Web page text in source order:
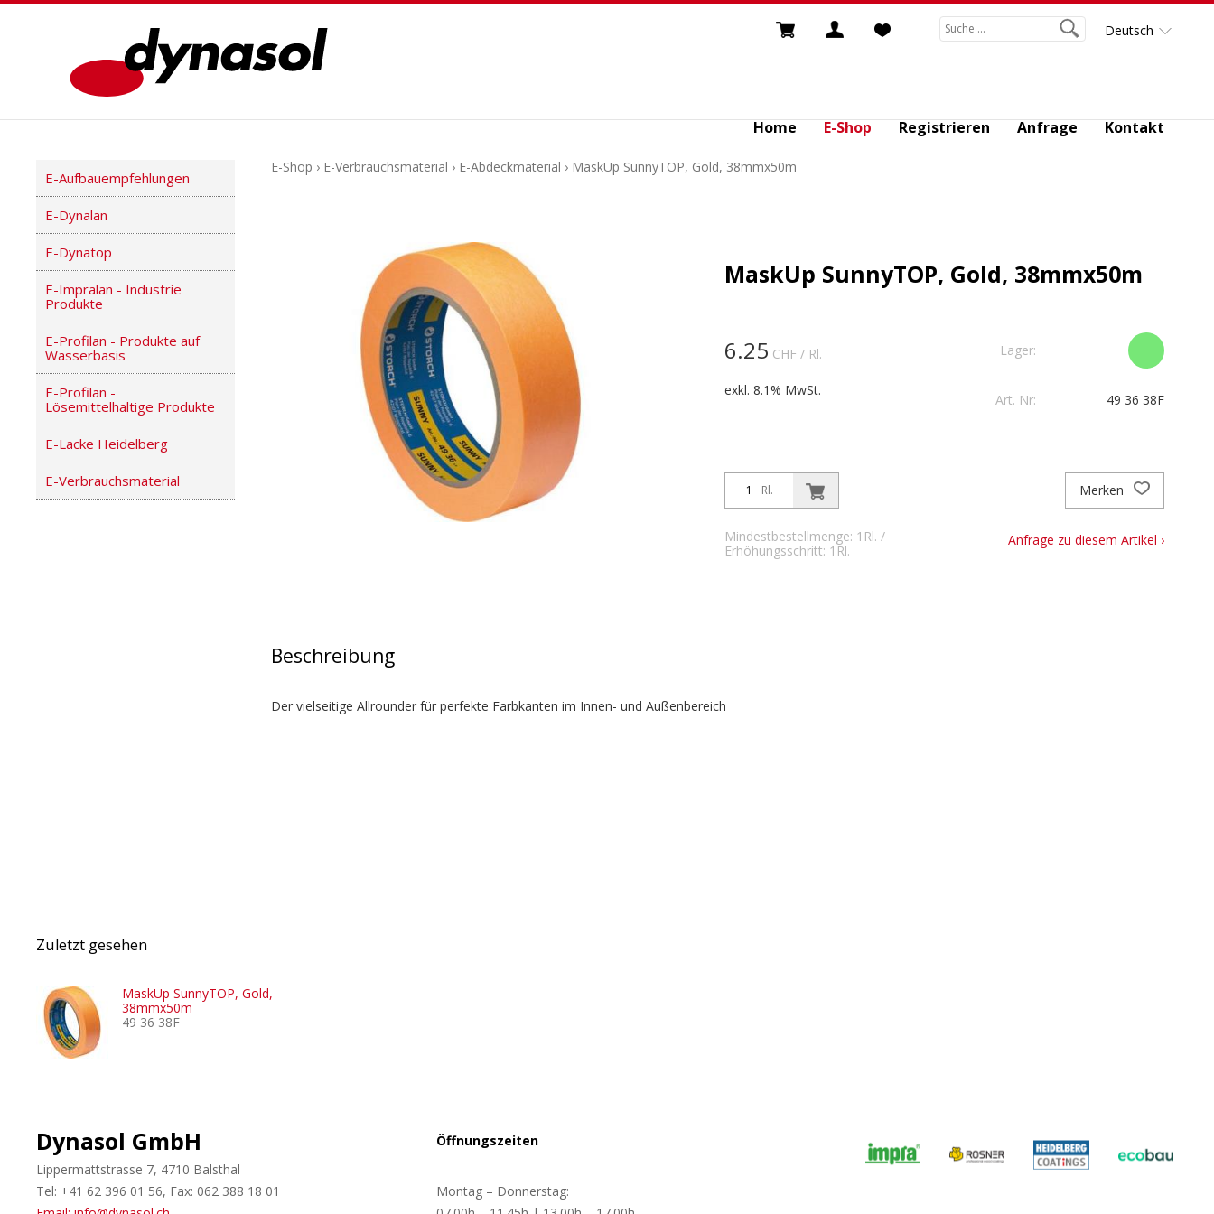
Deutsch
Home E-Shop Registrieren Anfrage Kontakt
E-Aufbauempfehlungen
E-Dynalan
E-Dynatop
E-Impralan - Industrie
Produkte
E-Profilan - Produkte auf
Wasserbasis
E-Profilan -
Lösemittelhaltige Produkte
E-Lacke Heidelberg
E-Verbrauchsmaterial
E-Shop › E-Verbrauchsmaterial › E-Abdeckmaterial › MaskUp SunnyTOP, Gold, 38mmx50m
MaskUp SunnyTOP, Gold, 38mmx50m
6.25 CHF / Rl.
exkl. 8.1% MwSt.
Lager:
Art. Nr: 49 36 38F
Rl.
Mindestbestellmenge: 1Rl. /
Erhöhungsschritt: 1Rl.
Merken
Anfrage zu diesem Artikel ›
Beschreibung
Der vielseitige Allrounder für perfekte Farbkanten im Innen- und Außenbereich
Zuletzt gesehen
MaskUp SunnyTOP, Gold,
38mmx50m
49 36 38F
Dynasol GmbH
Lippermattstrasse 7, 4710 Balsthal
Tel: +41 62 396 01 56, Fax: 062 388 18 01
Öffnungszeiten
Montag – Donnerstag: